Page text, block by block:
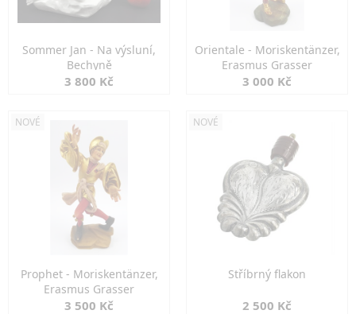
Sommer Jan - Na výsluní,
Bechyně
3 800 Kč
Orientale - Moriskentänzer,
Erasmus Grasser
3 000 Kč
NOVÉ
Prophet - Moriskentänzer,
Erasmus Grasser
3 500 Kč
NOVÉ
Stříbrný flakon
2 500 Kč